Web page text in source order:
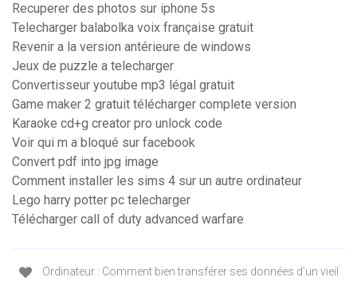
Recuperer des photos sur iphone 5s
Telecharger balabolka voix française gratuit
Revenir a la version antérieure de windows
Jeux de puzzle a telecharger
Convertisseur youtube mp3 légal gratuit
Game maker 2 gratuit télécharger complete version
Karaoke cd+g creator pro unlock code
Voir qui m a bloqué sur facebook
Convert pdf into jpg image
Comment installer les sims 4 sur un autre ordinateur
Lego harry potter pc telecharger
Télécharger call of duty advanced warfare
Ordinateur : Comment bien transférer ses données d’un vieil